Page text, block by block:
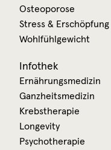
Osteoporose
Stress & Erschöpfung
Wohlfühlgewicht
Infothek
Ernährungsmedizin
Ganzheitsmedizin
Krebstherapie
Longevity
Psychotherapie